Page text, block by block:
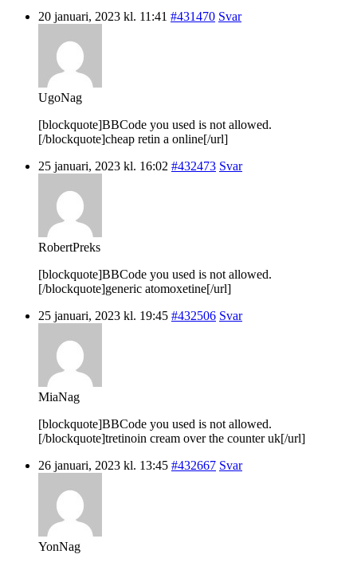
20 januari, 2023 kl. 11:41 #431470 Svar
UgoNag
[blockquote]BBCode you used is not allowed.
[/blockquote]cheap retin a online[/url]
25 januari, 2023 kl. 16:02 #432473 Svar
RobertPreks
[blockquote]BBCode you used is not allowed.
[/blockquote]generic atomoxetine[/url]
25 januari, 2023 kl. 19:45 #432506 Svar
MiaNag
[blockquote]BBCode you used is not allowed.
[/blockquote]tretinoin cream over the counter uk[/url]
26 januari, 2023 kl. 13:45 #432667 Svar
YonNag